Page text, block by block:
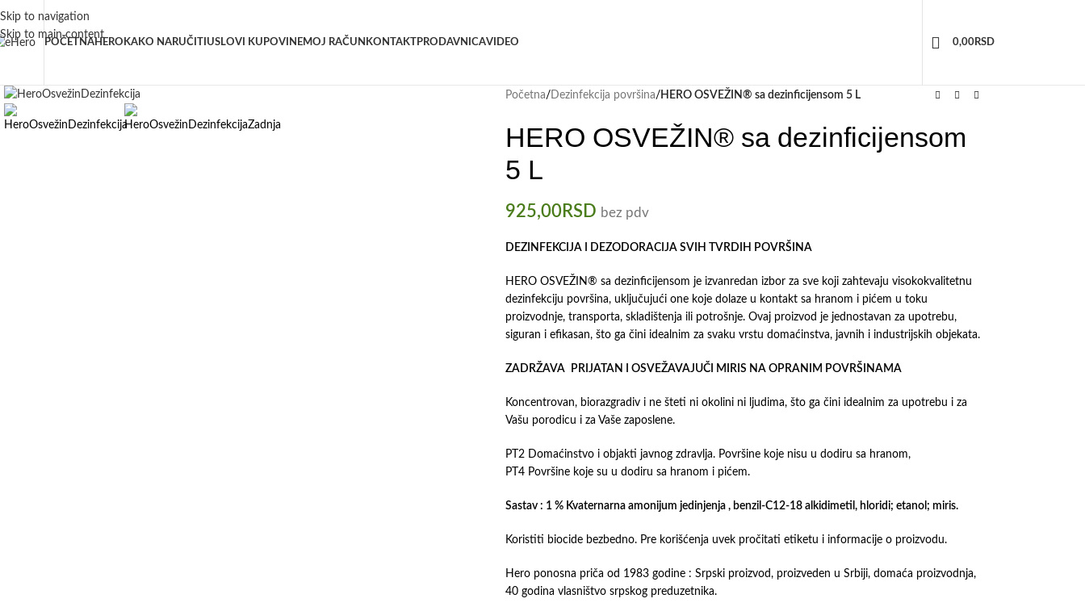
Skip to navigation
Skip to main content
POČETNAHERO KAKO NARUČITI USLOVI KUPOVINEMOJ RAČUN KONTAKTPRODAVNICAVIDEO 0,00RSD
Početna/ Dezinfekcija površina/ HERO OSVEŽIN® sa dezinficijensom 5 L
HERO OSVEŽIN® sa dezinficijensom
5 L
925,00RSD bez pdv
DEZINFEKCIJA I DEZODORACIJA SVIH TVRDIH POVRŠINA
HERO OSVEŽIN® sa dezinficijensom je izvanredan izbor za sve koji zahtevaju visokokvalitetnu
dezinfekciju površina, uključujući one koje dolaze u kontakt sa hranom i pićem u toku
proizvodnje, transporta, skladištenja ili potrošnje. Ovaj proizvod je jednostavan za upotrebu,
siguran i efikasan, što ga čini idealnim za svaku vrstu domaćinstva, javnih i industrijskih objekata.
ZADRŽAVA PRIJATAN I OSVEŽAVAJUČI MIRIS NA OPRANIM POVRŠINAMA
Koncentrovan, biorazgradiv i ne šteti ni okolini ni ljudima, što ga čini idealnim za upotrebu i za
Vašu porodicu i za Vaše zaposlene.
PT2 Domaćinstvo i objakti javnog zdravlja. Površine koje nisu u dodiru sa hranom,
PT4 Površine koje su u dodiru sa hranom i pićem.
Sastav : 1 % Kvaternarna amonijum jedinjenja , benzil-С12-18 alkidimetil, hloridi; etanol; miris.
Koristiti biocide bezbedno. Pre korišćenja uvek pročitati etiketu i informacije o proizvodu.
Hero ponosna priča od 1983 godine : Srpski proizvod, proizveden u Srbiji, domaća proizvodnja,
40 godina vlasništvo srpskog preduzetnika.